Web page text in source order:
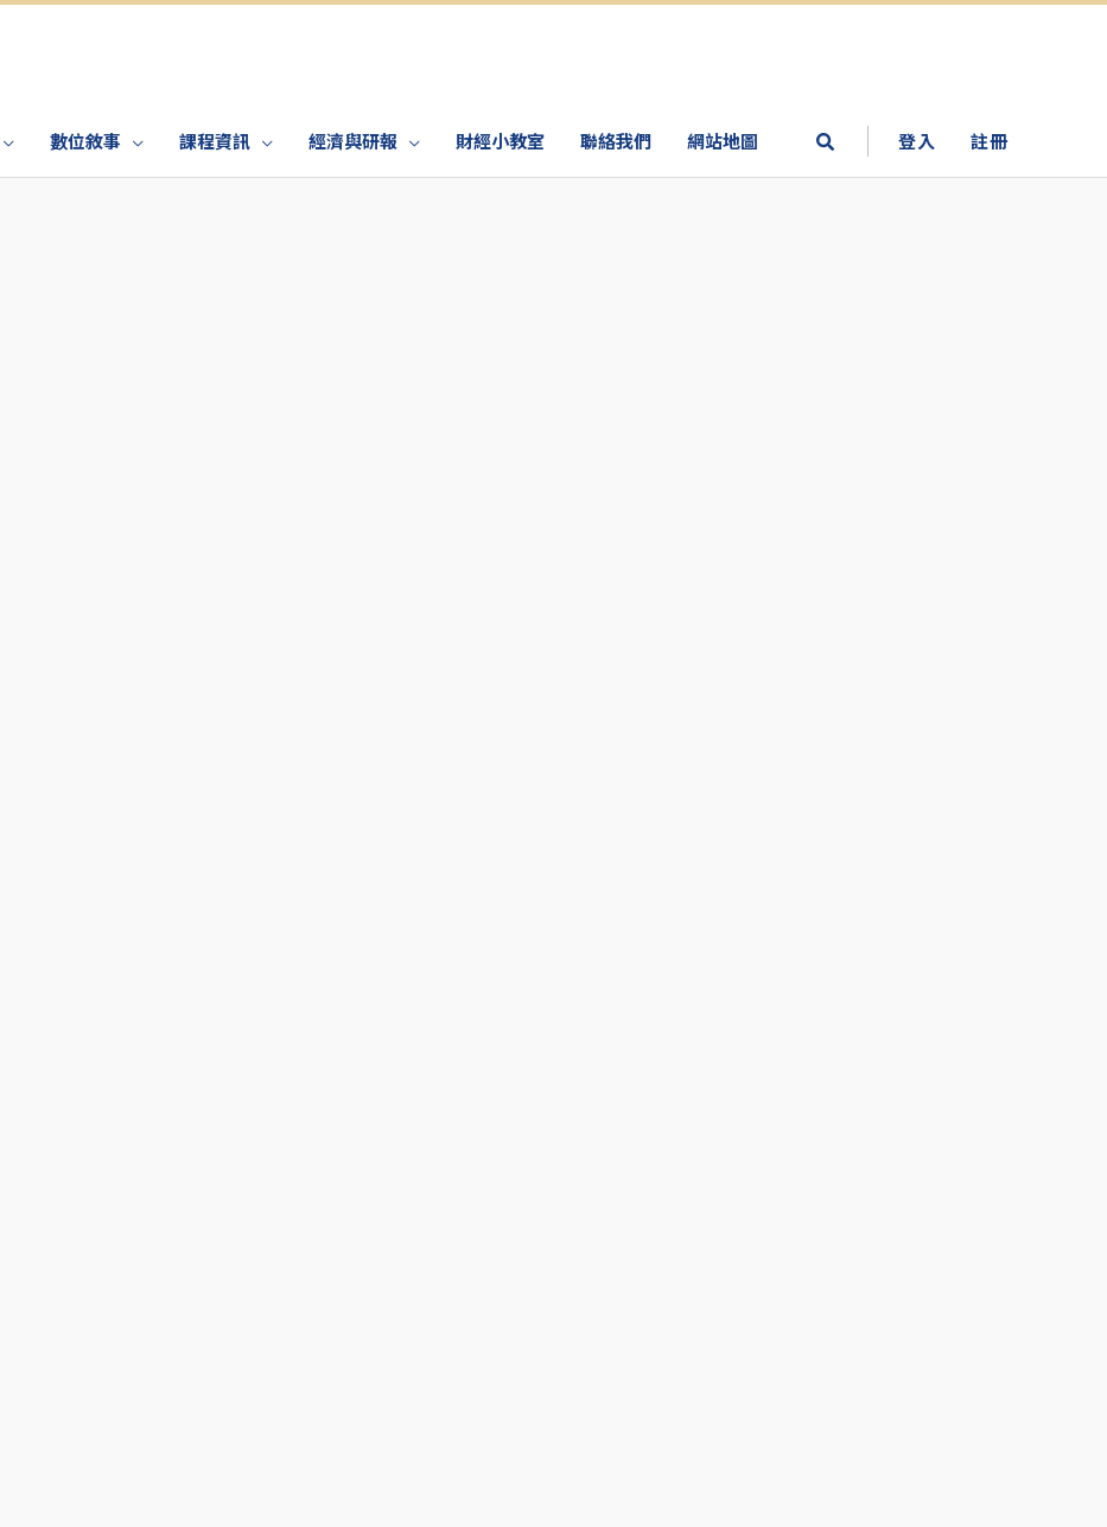
數位敘事 課程資訊 經濟與研報 財經小教室 聯絡我們 網站地圖 登入 註冊